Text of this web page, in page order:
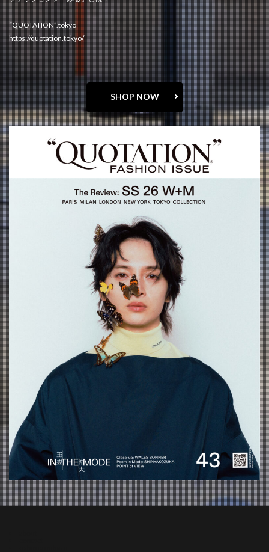
“QUOTATION”.tokyo
https://quotation.tokyo/
SHOP NOW